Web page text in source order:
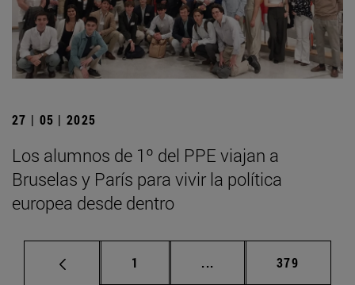
27 | 05 | 2025
Los alumnos de 1º del PPE viajan a
Bruselas y París para vivir la política
europea desde dentro
Página
1 ... Páginas intermedias
Página
379